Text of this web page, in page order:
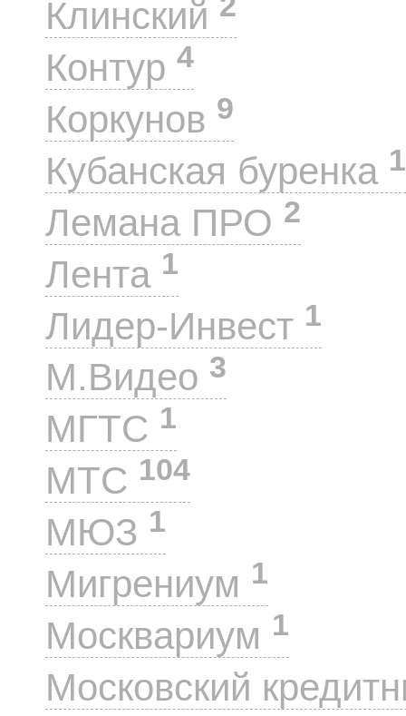
Клинский
Контур 4
Коркунов 9
Кубанская буренка 1
Лемана ПРО 2
Лента 1
Лидер-Инвест 1
М.Видео 3
МГТС 1
МТС 104
МЮЗ 1
Мигрениум 1
Москвариум 1
Московский